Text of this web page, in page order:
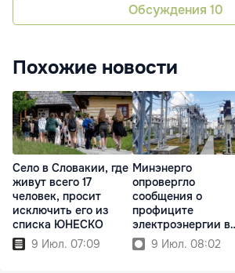
Обсуждения 10
Похожие новости
Село в Словакии, где
живут всего 17
человек, просит
исключить его из
списка ЮНЕСКО
9 Июл. 07:09
Минэнерго
опровергло
сообщения о
профиците
электроэнергии в
Молдове9 Июл. 08:02